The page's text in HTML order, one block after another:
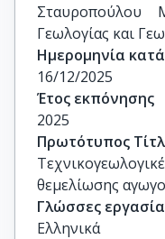
Σταυροπούλου
Γεωλογίας και
Ημερομηνία
16/12/2025
Έτος εκπόνησης
2025
Πρωτότυπος
θεμελίωσης
Γλώσσες
Ελληνικά